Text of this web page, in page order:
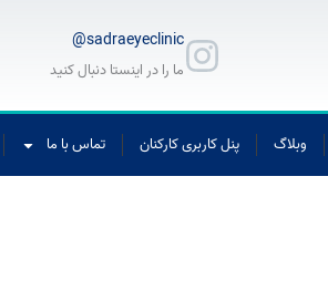
sadraeyeclinic@
ما را در اینستا دنبال کنید
وبلاگ پنل کاربری کارکنان تماس با ما